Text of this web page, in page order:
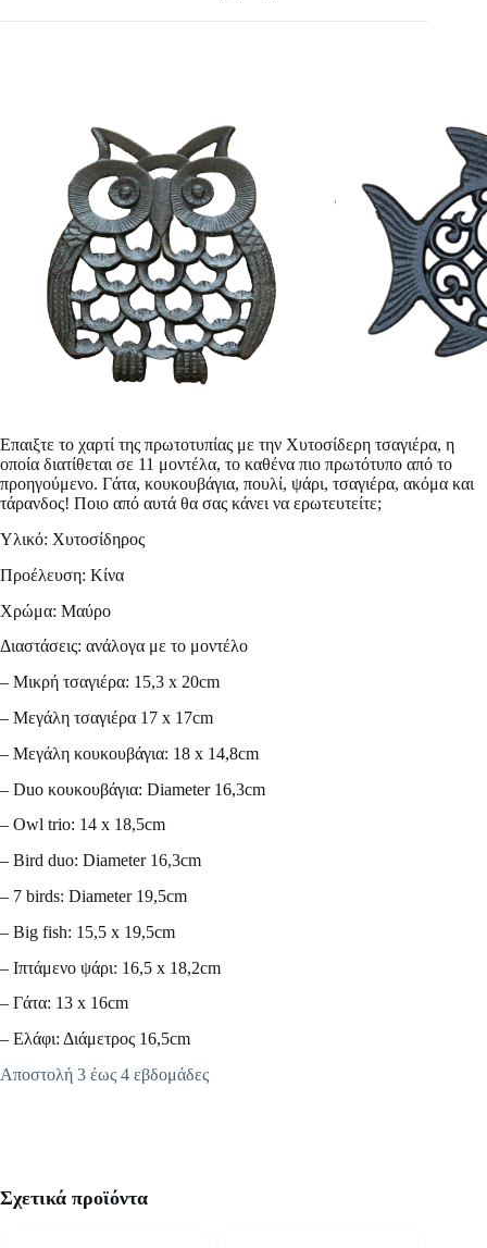
Επαιξτε το χαρτί της πρωτοτυπίας με την Χυτοσίδερη τσαγιέρα, η
οποία διατίθεται σε 11 μοντέλα, το καθένα πιο πρωτότυπο από το
προηγούμενο. Γάτα, κουκουβάγια, πουλί, ψάρι, τσαγιέρα, ακόμα και
τάρανδος! Ποιο από αυτά θα σας κάνει να ερωτευτείτε;
Υλικό: Χυτοσίδηρος
Προέλευση: Κίνα
Χρώμα: Μαύρο
Διαστάσεις: ανάλογα με το μοντέλο
– Μικρή τσαγιέρα: 15,3 x 20cm
– Μεγάλη τσαγιέρα 17 x 17cm
– Μεγάλη κουκουβάγια: 18 x 14,8cm
– Duo κουκουβάγια: Diameter 16,3cm
– Owl trio: 14 x 18,5cm
– Bird duo: Diameter 16,3cm
– 7 birds: Diameter 19,5cm
– Big fish: 15,5 x 19,5cm
– Ιπτάμενο ψάρι: 16,5 x 18,2cm
– Γάτα: 13 x 16cm
– Ελάφι: Διάμετρος 16,5cm
Αποστολή 3 έως 4 εβδομάδες
Σχετικά προϊόντα